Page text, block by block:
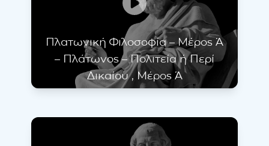
Πλατωνική Φιλοσοφία – Μέρος Ά
– Πλάτωνος – Πολιτεία ή Περί
Δικαίου , Μέρος Ά